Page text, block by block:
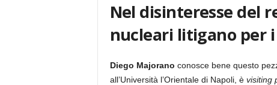
Nel disinteresse del
nucleari litigano per
Diego Majorano conosce bene questo
all’Università l’Orientale di Napoli, è visiting